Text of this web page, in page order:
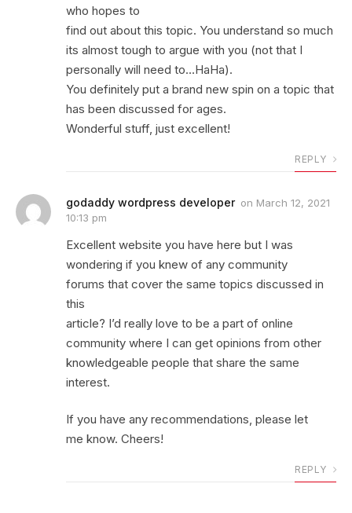
who hopes to
find out about this topic. You understand so much
its almost tough to argue with you (not that I
personally will need to…HaHa).
You definitely put a brand new spin on a topic that
has been discussed for ages.
Wonderful stuff, just excellent!
REPLY
godaddy wordpress developer on March 12, 2021
10:13 pm
Excellent website you have here but I was
wondering if you knew of any community
forums that cover the same topics discussed in
this
article? I’d really love to be a part of online
community where I can get opinions from other
knowledgeable people that share the same
interest.
If you have any recommendations, please let
me know. Cheers!
REPLY